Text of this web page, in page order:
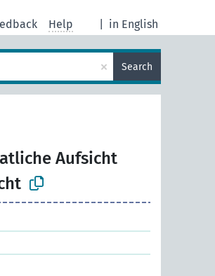
in English
Help
× Search
Aufsicht